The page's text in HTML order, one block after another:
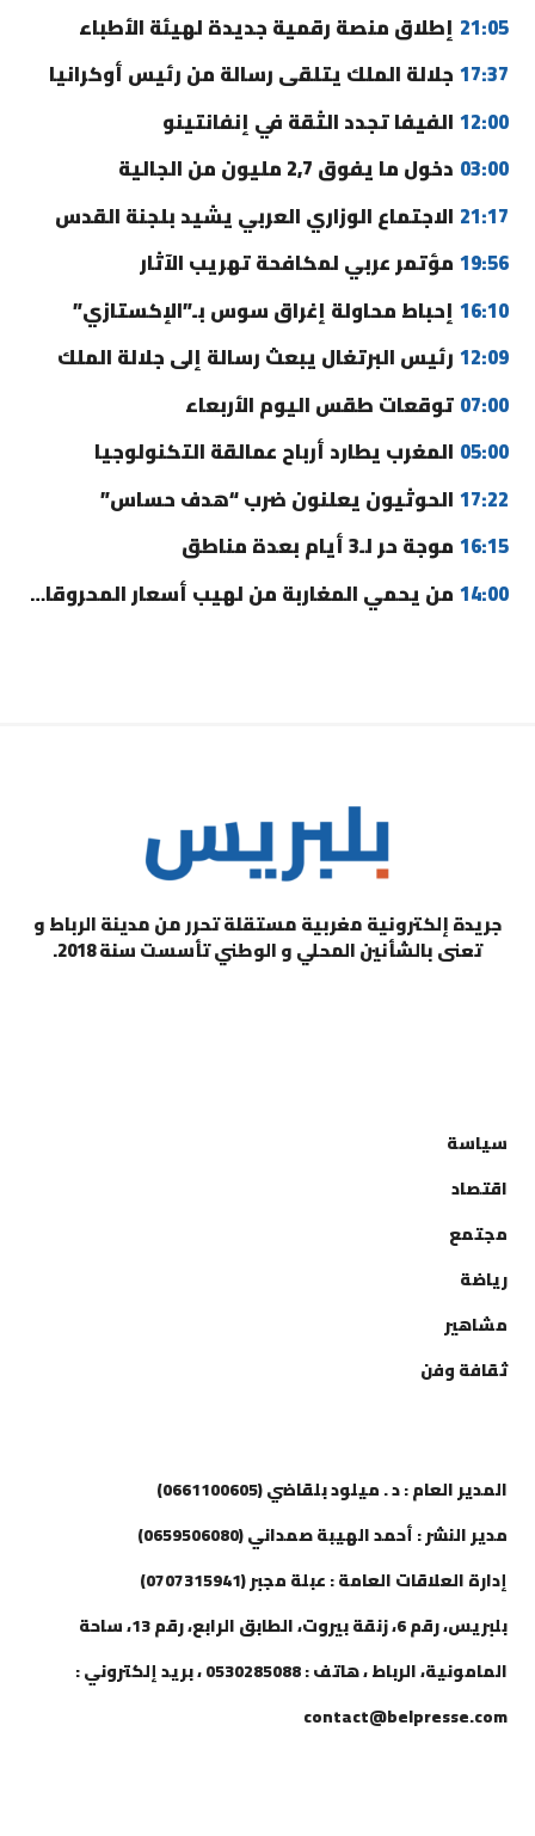
21:05 إطلاق منصة رقمية جديدة لهيئة الأطباء
17:37 جلالة الملك يتلقى رسالة من رئيس أوكرانيا
12:00 الفيفا تجدد الثقة في إنفانتينو
03:00 دخول ما يفوق 2,7 مليون من الجالية
21:17 الاجتماع الوزاري العربي يشيد بلجنة القدس
19:56 مؤتمر عربي لمكافحة تهريب الآثار
16:10 إحباط محاولة إغراق سوس بـ”الإكستازي”
12:09 رئيس البرتغال يبعث رسالة إلى جلالة الملك
07:00 توقعات طقس اليوم الأربعاء
05:00 المغرب يطارد أرباح عمالقة التكنولوجيا
17:22 الحوثيون يعلنون ضرب “هدف حساس”
16:15 موجة حر لـ3 أيام بعدة مناطق
14:00 من يحمي المغاربة من لهيب أسعار المحروقات؟
جريدة إلكترونية مغربية مستقلة تحرر من مدينة الرباط و
تعنى بالشأنين المحلي و الوطني تأسست سنة 2018.
سياسة
اقتصاد
مجتمع
رياضة
مشاهير
ثقافة وفن
المدير العام : د . ميلود بلقاضي (0661100605)
مدير النشر : أحمد الهيبة صمداني (0659506080)
إدارة العلاقات العامة : عبلة مجبر (0707315941)
بلبريس، رقم 6، زنقة بيروت، الطابق الرابع، رقم 13، ساحة
المامونية، الرباط ، هاتف : 0530285088 ، بريد إلكتروني :
contact@belpresse.com